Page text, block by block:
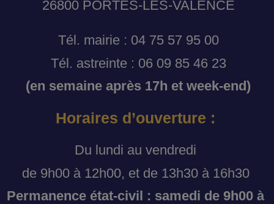
26800 PORTES-LES-VALENCE
Tél. mairie : 04 75 57 95 00
Tél. astreinte : 06 09 85 46 23
(en semaine après 17h et week-end)
Horaires d’ouverture :
Du lundi au vendredi
de 9h00 à 12h00, et de 13h30 à 16h30
Permanence état-civil : samedi de 9h00 à